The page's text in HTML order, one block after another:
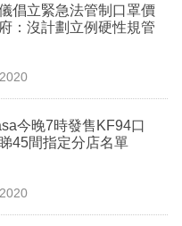
倡立緊急法管制口罩價
：沒計劃立例硬性規管
今晚7時發售KF94口
45間指定分店名單